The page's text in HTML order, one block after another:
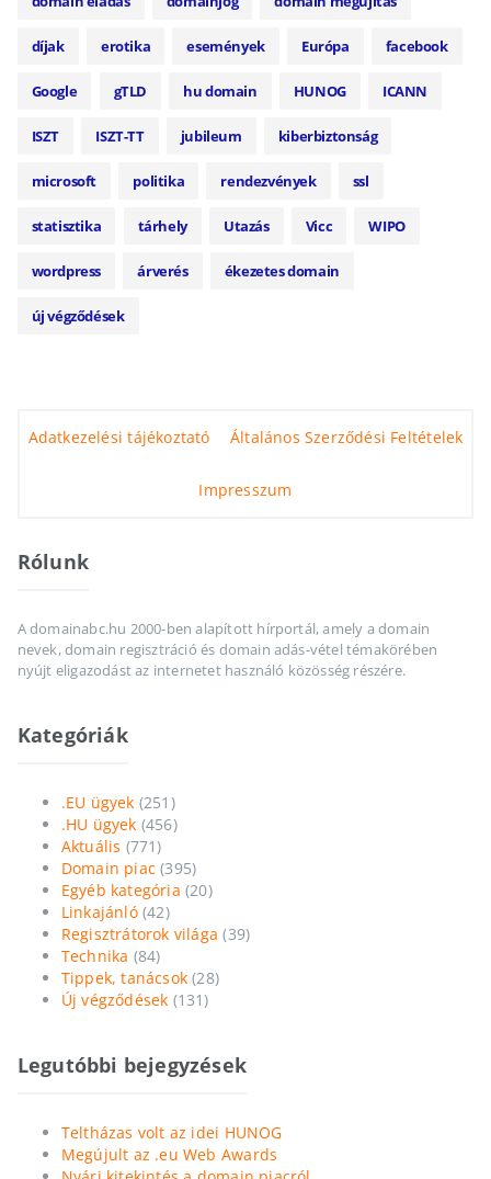
díjak erotika események Európa facebook
Google gTLD hu domain HUNOG ICANN
ISZT ISZT-TT jubileum kiberbiztonság
microsoft politika rendezvények ssl
statisztika tárhely Utazás Vicc WIPO
wordpress árverés ékezetes domain
új végződések
Adatkezelési tájékoztató Általános Szerződési Feltételek
Impresszum
Rólunk
A domainabc.hu 2000-ben alapított hírportál, amely a domain
nevek, domain regisztráció és domain adás-vétel témakörében
nyújt eligazodást az internetet használó közösség részére.
Kategóriák
.EU ügyek (251)
.HU ügyek (456)
Aktuális (771)
Domain piac (395)
Egyéb kategória (20)
Linkajánló(42)
Regisztrátorok világa (39)
Technika (84)
Tippek, tanácsok (28)
Új végződések (131)
Legutóbbi bejegyzések
Teltházas volt az idei HUNOG
Megújult az .eu Web Awards